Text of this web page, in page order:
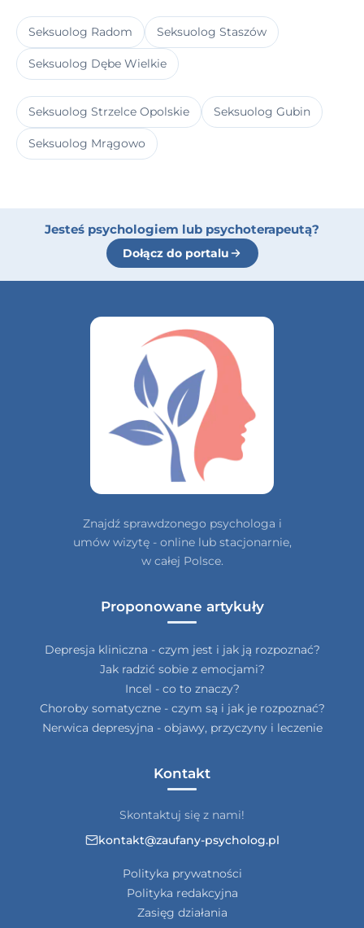
Seksuolog Radom Seksuolog Staszów
Seksuolog Dębe Wielkie
Seksuolog Strzelce Opolskie Seksuolog Gubin
Seksuolog Mrągowo
Jesteś psychologiem lub psychoterapeutą?
Dołącz do portalu
Znajdź sprawdzonego psychologa i
umów wizytę - online lub stacjonarnie,
w całej Polsce.
Proponowane artykuły
Depresja kliniczna - czym jest i jak ją rozpoznać?
Jak radzić sobie z emocjami?
Incel - co to znaczy?
Choroby somatyczne - czym są i jak je rozpoznać?
Nerwica depresyjna - objawy, przyczyny i leczenie
Kontakt
Skontaktuj się z nami!
kontakt@zaufany-psycholog.pl
Polityka prywatności
Polityka redakcyjna
Zasięg działania